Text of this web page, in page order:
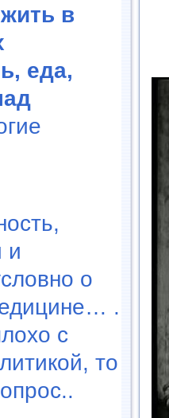
в
еда,
и
о
.
с
то